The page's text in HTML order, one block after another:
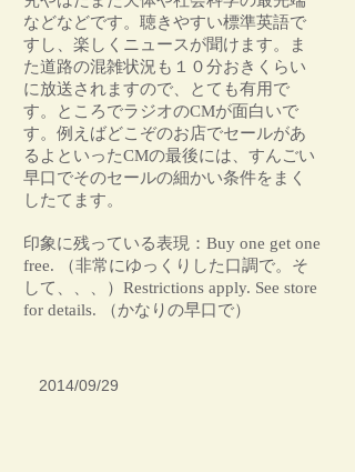
などなどです。聴きやすい標準英語で
すし、楽しくニュースが聞けます。ま
た道路の混雑状況も１０分おきくらい
に放送されますので、とても有用で
す。ところでラジオのCMが面白いで
す。例えばどこぞのお店でセールがあ
るよといったCMの最後には、すんごい
早口でそのセールの細かい条件をまく
したてます。
印象に残っている表現：Buy one get one
free. （非常にゆっくりした口調で。そ
して、、、）Restrictions apply. See store
for details. （かなりの早口で）
2014/09/29